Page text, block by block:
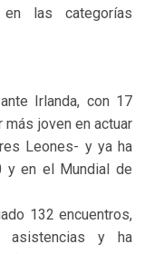
las categorías
Irlanda, con 17
joven en actuar
Leones- y ya ha
y en el Mundial de
132 encuentros,
y ha